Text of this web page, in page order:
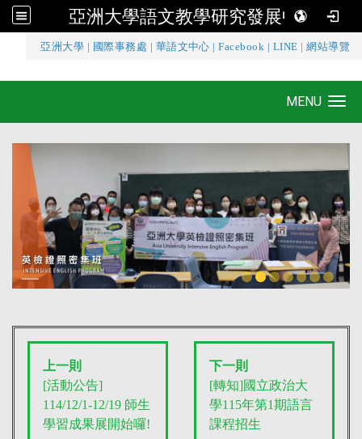
亞洲大學語文教學研究發展中心
亞洲大學 國際事務處 華語文中心 |Facebook LINE |網站導覽
亞洲大學語文教學研究發展中心
MENU
上一則
[活動公告]
114/12/1-12/19 師生
學習成果展開始囉!
下一則
[轉知]國立政治大
學115年第1期語言
課程招生